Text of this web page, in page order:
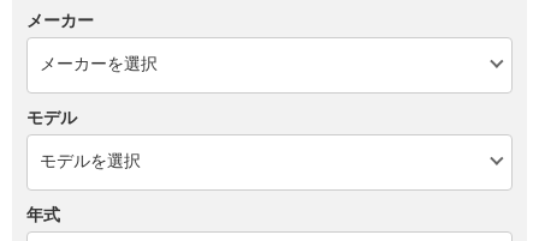
メーカー
モデル
年式